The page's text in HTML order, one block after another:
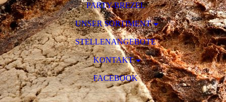
PARTY-BREZEL
UNSER SORTIMENT
STELLENANGEBOTE
KONTAKT
FACEBOOK